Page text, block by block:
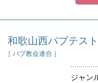
和歌山西バプテス
［ バプ教会連合 ］
ジャン